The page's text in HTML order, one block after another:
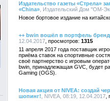
Издательство газеты «Стрела»
«China» , Издательский Дом "ОМ-
Новое бортовое издание на
++ bwin вошёл в портфель
12.04.2017
1315
11 апреля 2017 года поставщик
приёма ставок на спортивные
своё партнерство с игровым
bwin, принадлежащая GVC, будет
Gaming (OGS).
Новая акция от NIVEA: создай
шопинг! , NIVEA, 08:19, 12.04.2017